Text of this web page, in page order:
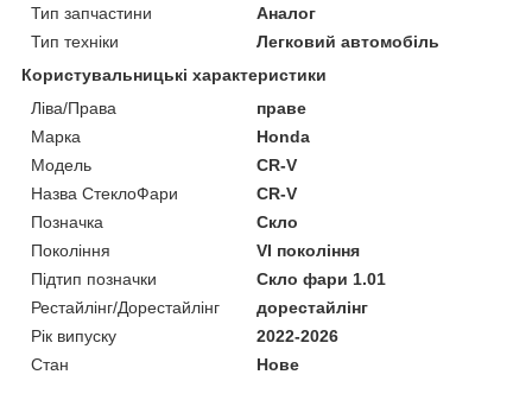
Тип запчастини
Аналог
Тип техніки
Легковий автомобіль
Користувальницькі характеристики
Ліва/Права
праве
Марка
Honda
Мoдель
CR-V
Назва СтеклоФари
CR-V
Позначка
Скло
Покоління
VI покоління
Підтип позначки
Скло фари 1.01
Рестайлінг/Дорестайлінг
дорестайлінг
Рік випуску
2022-2026
Стан
Нове